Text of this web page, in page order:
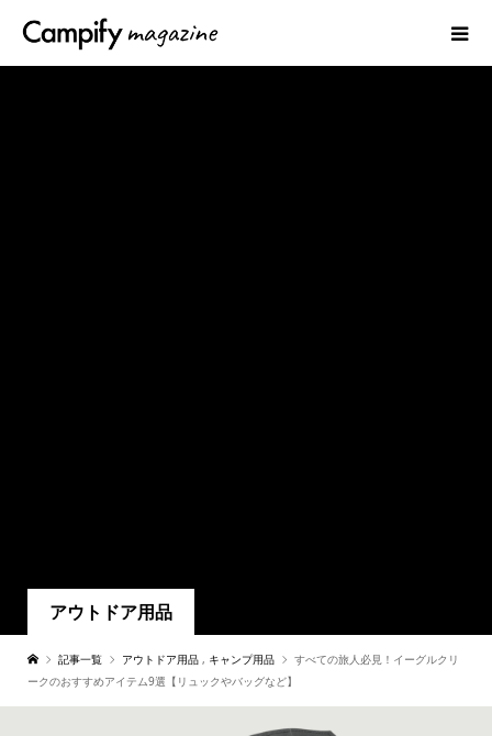
アウトドア用品
記事一覧 アウトドア用品 , キャンプ用品
すべての旅人必見！イーグルクリ
ークのおすすめアイテム9選【リュックやバッグなど】